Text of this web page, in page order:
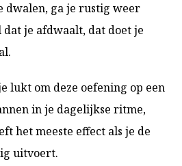
dwalen, ga je rustig weer
je afdwaalt, dat doet je
lukt om deze oefening op een
in je dagelijkse ritme,
het meeste effect als je de
uitvoert.